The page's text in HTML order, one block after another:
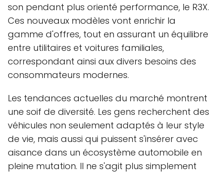
son pendant plus orienté performance, le R3X.
Ces nouveaux modèles vont enrichir la
gamme d'offres, tout en assurant un équilibre
entre utilitaires et voitures familiales,
correspondant ainsi aux divers besoins des
consommateurs modernes.
Les tendances actuelles du marché montrent
une soif de diversité. Les gens recherchent des
véhicules non seulement adaptés à leur style
de vie, mais aussi qui puissent s'insérer avec
aisance dans un écosystème automobile en
pleine mutation. Il ne s'agit plus simplement